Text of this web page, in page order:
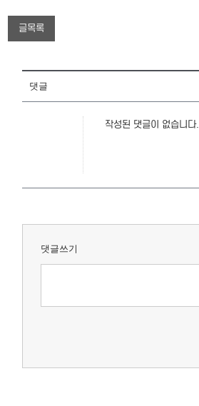
글목록
댓글
작성된 댓글이 없습니다.
댓글쓰기